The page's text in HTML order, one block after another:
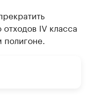
IV класса
полигоне.